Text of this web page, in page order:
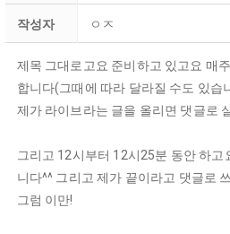
작성자 ㅇㅈ
제목 그대로고요 준비하고 있고요 매
합니다(그때에 따라 달라질 수도 있습
제가 라이브라는 글을 올리면 댓글로
그리고 12시부터 12시25분 동안 하고
니다^^ 그리고 제가 끝이라고 댓글로
그럼 이만!